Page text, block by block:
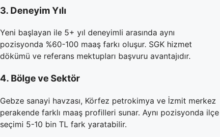
3. Deneyim Yılı
Yeni başlayan ile 5+ yıl deneyimli arasında aynı
pozisyonda %60-100 maaş farkı oluşur. SGK hizmet
dökümü ve referans mektupları başvuru avantajıdır.
4. Bölge ve Sektör
Gebze sanayi havzası, Körfez petrokimya ve İzmit merkez
perakende farklı maaş profilleri sunar. Aynı pozisyonda ilçe
seçimi 5-10 bin TL fark yaratabilir.